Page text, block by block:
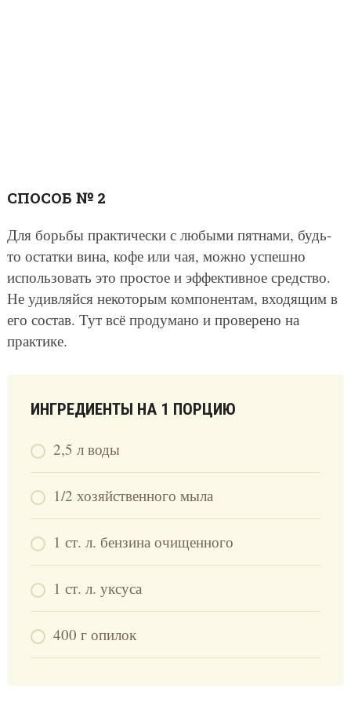
СПОСОБ № 2
Для борьбы практически с любыми пятнами, будь-
то остатки вина, кофе или чая, можно успешно
использовать это простое и эффективное средство.
Не удивляйся некоторым компонентам, входящим в
его состав. Тут всё продумано и проверено на
практике.
ИНГРЕДИЕНТЫ НА 1 ПОРЦИЮ
2,5 л воды
1/2 хозяйственного мыла
1 ст. л. бензина очищенного
1 ст. л. уксуса
400 г опилок